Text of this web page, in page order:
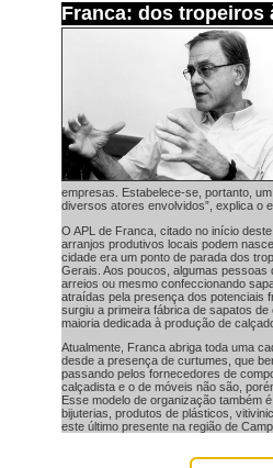
Franca: dos tropeiros
empresas. Estabelece-se, portanto,
diversos atores envolvidos”, explica o
O APL de Franca, citado no início
arranjos produtivos locais podem
cidade era um ponto de parada dos
Gerais. Aos poucos, algumas
arreios ou mesmo confeccionando
atraídas pela presença dos potenciais
surgiu a primeira fábrica de sapatos
maioria dedicada à produção de
Atualmente, Franca abriga toda uma
desde a presença de curtumes, que
passando pelos fornecedores de
calçadista e o de móveis não são,
Esse modelo de organização também
bijuterias, produtos de plásticos,
este último presente na região de